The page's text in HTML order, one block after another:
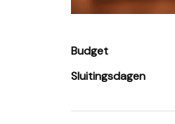
Budget
Sluitingsdagen